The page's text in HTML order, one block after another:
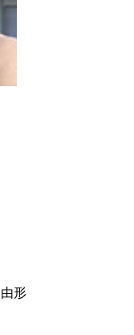
形